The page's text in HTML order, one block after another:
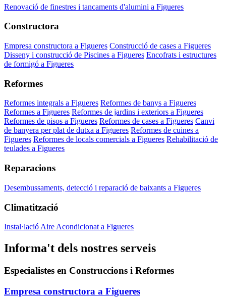
Renovació de finestres i tancaments d'alumini a Figueres
Constructora
Empresa constructora a Figueres Construcció de cases a Figueres
Disseny i construcció de Piscines a Figueres Encofrats i estructures
de formigó a Figueres
Reformes
Reformes integrals a Figueres Reformes de banys a Figueres
Reformes a Figueres Reformes de jardins i exteriors a Figueres
Reformes de pisos a Figueres Reformes de cases a Figueres Canvi
de banyera per plat de dutxa a Figueres Reformes de cuines a
Figueres Reformes de locals comercials a Figueres Rehabilitació de
teulades a Figueres
Reparacions
Desembussaments, detecció i reparació de baixants a Figueres
Climatització
Instal·lació Aire Acondicionat a Figueres
Informa't dels nostres serveis
Especialistes en Construccions i Reformes
Empresa constructora a Figueres